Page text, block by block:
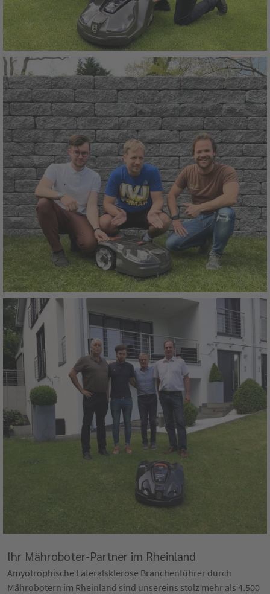
Ihr Mähroboter-Partner im Rheinland
Amyotrophische Lateralsklerose Branchenführer durch
Mährobotern im Rheinland sind unsereins stolz mehr als 4.500